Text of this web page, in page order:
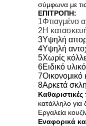
σύμφωνα με
ΕΠΙΤΡΟΠΗ:
1Φτιαγμένο
2Η
3Υψηλή
4Υψηλή
5Χωρίς
6Ειδικό
7Οικονομικό
8Αρκετά
Καθαριστικές
κατάλληλο για
Εργαλεία
Εναφορικά